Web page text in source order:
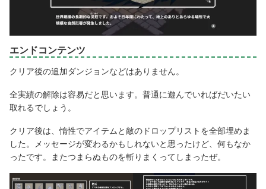
エンドコンテンツ
クリア後の追加ダンジョンなどはありません。
全実績の解除は容易だと思います。普通に遊んでいればだいたい
取れるでしょう。
クリア後は、惰性でアイテムと敵のドロップリストを全部埋めま
した。メッセージが変わるかもしれないと思ったけど、何もなか
ったです。またつまらぬものを斬りまくってしまったぜ。